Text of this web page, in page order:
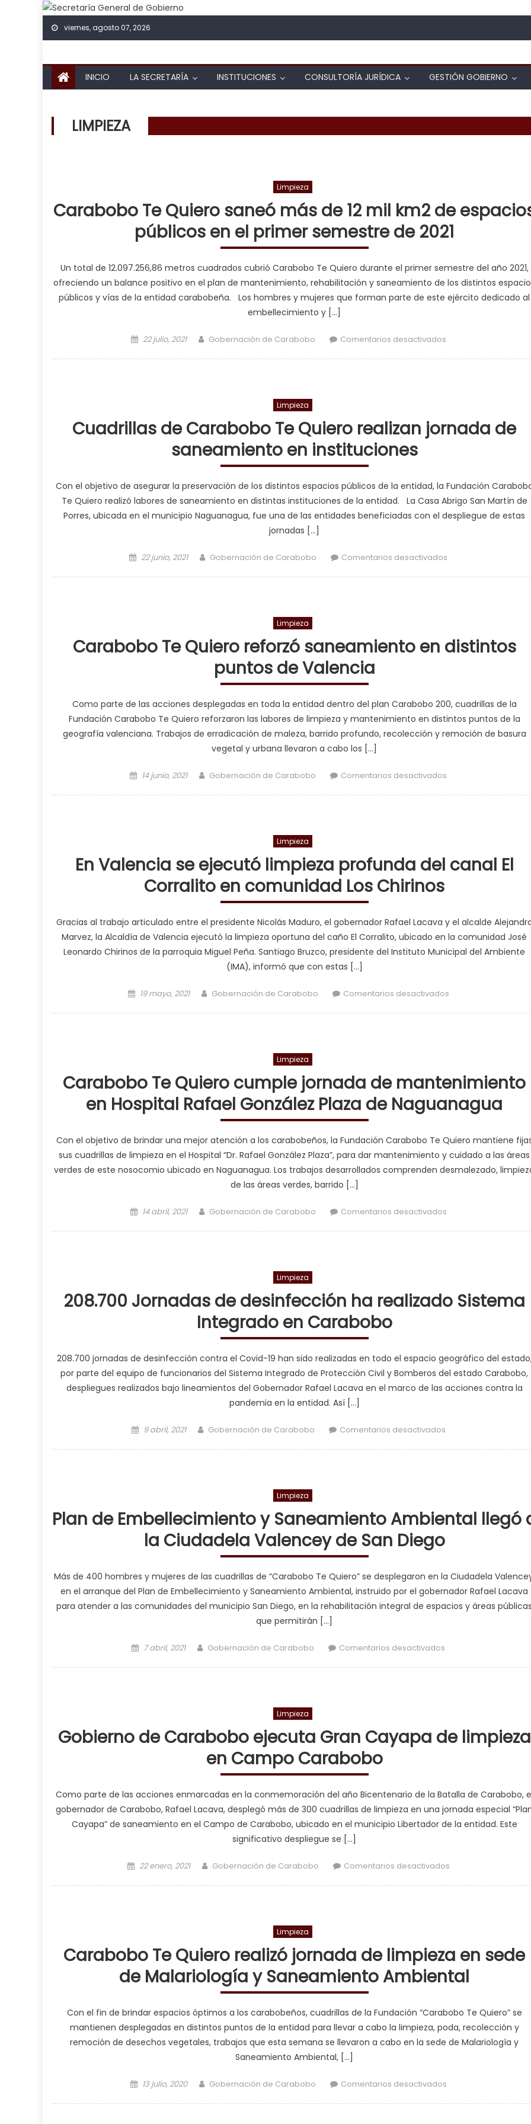
Skip to content
viernes, agosto 07, 2026
INICIO LA SECRETARÍA INSTITUCIONES CONSULTORÍA JURÍDICA GESTIÓN GOBIERNO
LIMPIEZA
Limpieza
Carabobo Te Quiero saneó más de 12 mil km2 de
públicos en el primer semestre de 2021
Un total de 12.097.256,86 metros cuadrados cubrió Carabobo Te Quiero durante el primer semestre del año 2021,
ofreciendo un balance positivo en el plan de mantenimiento, rehabilitación y saneamiento de los distintos
públicos y vías de la entidad carabobeña. Los hombres y mujeres que forman parte de este ejército dedicado al
embellecimiento y […]
Posted on
22 julio, 2021 Author
Gobernación de Carabobo Comentarios desactivados
en Carabobo Te
Limpieza
Cuadrillas de Carabobo Te Quiero realizan jornada de
saneamiento en instituciones
Con el objetivo de asegurar la preservación de los distintos espacios públicos de la entidad, la Fundación
Te Quiero realizó labores de saneamiento en distintas instituciones de la entidad. La Casa Abrigo San Martín de
Porres, ubicada en el municipio Naguanagua, fue una de las entidades beneficiadas con el despliegue de estas
jornadas […]
Posted on
22 junio, 2021 Author
Gobernación de Carabobo Comentarios desactivados en Cuadrillas de
Limpieza
Carabobo Te Quiero reforzó saneamiento en distintos
puntos de Valencia
Como parte de las acciones desplegadas en toda la entidad dentro del plan Carabobo 200, cuadrillas de la
Fundación Carabobo Te Quiero reforzaron las labores de limpieza y mantenimiento en distintos puntos de la
geografía valenciana. Trabajos de erradicación de maleza, barrido profundo, recolección y remoción de basura
vegetal y urbana llevaron a cabo los […]
Posted on
14 junio, 2021 Author
Gobernación de Carabobo Comentarios desactivados
Limpieza
En Valencia se ejecutó limpieza profunda del canal El
Corralito en comunidad Los Chirinos
Gracias al trabajo articulado entre el presidente Nicolás Maduro, el gobernador Rafael Lacava y el alcalde
Marvez, la Alcaldía de Valencia ejecutó la limpieza oportuna del caño El Corralito, ubicado en la comunidad José
Leonardo Chirinos de la parroquia Miguel Peña. Santiago Bruzco, presidente del Instituto Municipal del Ambiente
(IMA), informó que con estas […]
Posted on
19 mayo, 2021 Author
Gobernación de Carabobo Comentarios desactivados
Limpieza
Carabobo Te Quiero cumple jornada de mantenimiento
en Hospital Rafael González Plaza de Naguanagua
Con el objetivo de brindar una mejor atención a los carabobeños, la Fundación Carabobo Te Quiero mantiene
sus cuadrillas de limpieza en el Hospital “Dr. Rafael González Plaza”, para dar mantenimiento y cuidado a las áreas
verdes de este nosocomio ubicado en Naguanagua. Los trabajos desarrollados comprenden desmalezado,
de las áreas verdes, barrido […]
Posted on
14 abril, 2021 Author
Gobernación de Carabobo Comentarios desactivados
Limpieza
208.700 Jornadas de desinfección ha realizado Sistema
Integrado en Carabobo
208.700 jornadas de desinfección contra el Covid-19 han sido realizadas en todo el espacio geográfico del
por parte del equipo de funcionarios del Sistema Integrado de Protección Civil y Bomberos del estado Carabobo,
despliegues realizados bajo lineamientos del Gobernador Rafael Lacava en el marco de las acciones contra la
pandemia en la entidad. Así […]
Posted on
9 abril, 2021 Author
Gobernación de Carabobo Comentarios desactivados
Limpieza
Plan de Embellecimiento y Saneamiento Ambiental llegó
la Ciudadela Valencey de San Diego
Más de 400 hombres y mujeres de las cuadrillas de “Carabobo Te Quiero” se desplegaron en la Ciudadela
en el arranque del Plan de Embellecimiento y Saneamiento Ambiental, instruido por el gobernador Rafael Lacava
para atender a las comunidades del municipio San Diego, en la rehabilitación integral de espacios y áreas públicas
que permitirán […]
Posted on
7 abril, 2021 Author
Gobernación de Carabobo Comentarios desactivados
Limpieza
Gobierno de Carabobo ejecuta Gran Cayapa de limpieza
en Campo Carabobo
Como parte de las acciones enmarcadas en la conmemoración del año Bicentenario de la Batalla de Carabobo,
gobernador de Carabobo, Rafael Lacava, desplegó más de 300 cuadrillas de limpieza en una jornada especial
Cayapa” de saneamiento en el Campo de Carabobo, ubicado en el municipio Libertador de la entidad. Este
significativo despliegue se […]
Posted on
22 enero, 2021 Author
Gobernación de Carabobo Comentarios desactivados
Limpieza
Carabobo Te Quiero realizó jornada de limpieza en sede
de Malariología y Saneamiento Ambiental
Con el fin de brindar espacios óptimos a los carabobeños, cuadrillas de la Fundación “Carabobo Te Quiero” se
mantienen desplegadas en distintos puntos de la entidad para llevar a cabo la limpieza, poda, recolección y
remoción de desechos vegetales, trabajos que esta semana se llevaron a cabo en la sede de Malariología y
Saneamiento Ambiental, […]
Posted on
13 julio, 2020 Author
Gobernación de Carabobo Comentarios desactivados